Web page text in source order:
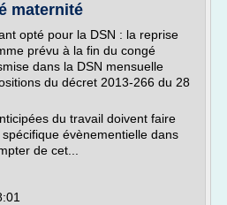
maternité
opté pour la DSN : la reprise
prévu à la fin du congé
dans la DSN mensuelle
du décret 2013-266 du 28
du travail doivent faire
évènementielle dans
de cet...